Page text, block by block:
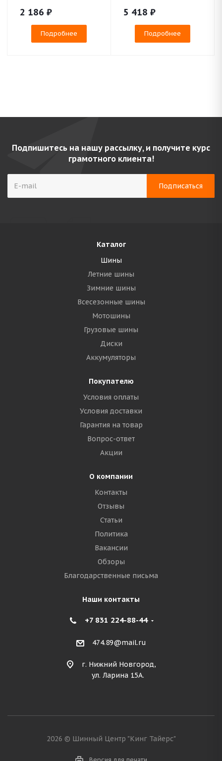
2 186 ₽
Подробнее
5 418 ₽
Подробнее
Подпишитесь на нашу рассылку, и получите курс
грамотного клиента!
Каталог
Шины
Летние шины
Зимние шины
Всесезонные шины
Мотошины
Грузовые шины
Диски
Аккумуляторы
Покупателю
Условия оплаты
Условия доставки
Гарантия на товар
Вопрос-ответ
Акции
О компании
Контакты
Отзывы
Статьи
Политика
Вакансии
Обзоры
Благодарственные письма
Наши контакты
+7 831 224-88-44
474.89@mail.ru
г. Нижний Новгород,
ул. Ларина 15А.
2026 © Шинный Центр "Кинг Тайерс"